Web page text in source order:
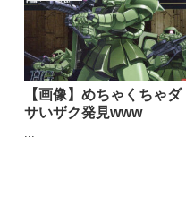
【画像】めちゃくちゃダ
サいザク発見www